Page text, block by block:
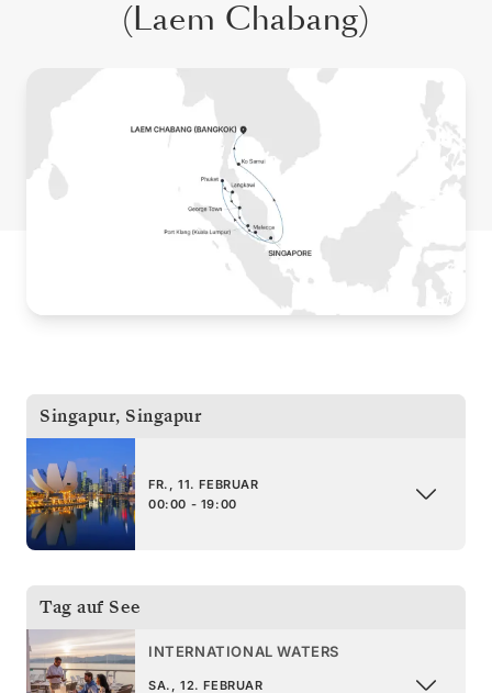
(Laem Chabang)
Singapur, Singapur
FR., 11. FEBRUAR
00:00 - 19:00
Tag auf See
INTERNATIONAL WATERS
SA., 12. FEBRUAR